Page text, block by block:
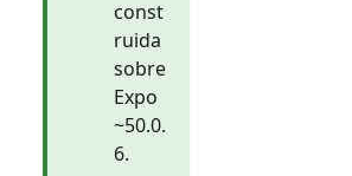
const
ruida
sobre
Expo
~50.0.
6.